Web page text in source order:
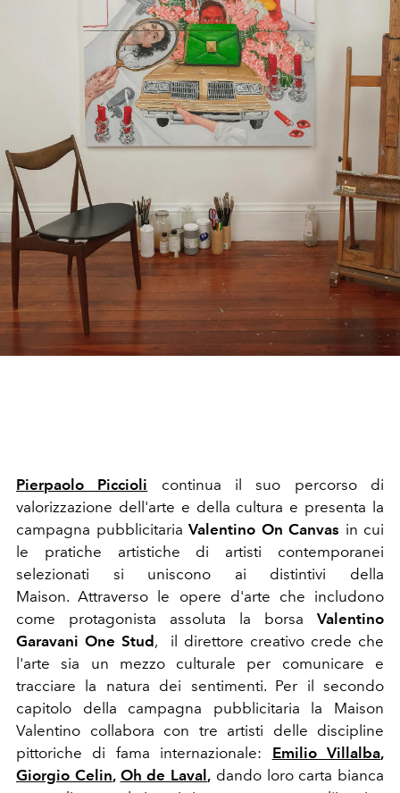
Pierpaolo Piccioli
continua il suo percorso di
valorizzazione dell'arte e della cultura e presenta la
campagna pubblicitaria Valentino On Canvas in cui
le pratiche artistiche di artisti contemporanei
selezionati si uniscono ai distintivi della
Maison.Attraverso le opere d'arte che includono
come protagonista assoluta la borsa Valentino
Garavani One Stud , il direttore creativo crede che
l'arte sia un mezzo culturale per comunicare e
tracciare la natura dei sentimenti. Per il secondo
capitolo della campagna pubblicitaria la Maison
Valentino collabora con tre artisti delle discipline
pittoriche di fama internazionale: Emilio Villalba,
Giorgio Celin, Oh de Laval , dando loro carta bianca